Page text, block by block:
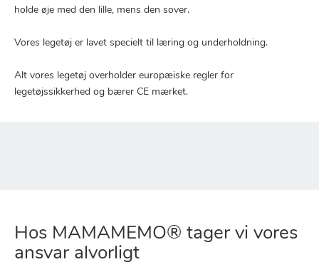
holde øje med den lille, mens den sover.
Vores legetøj er lavet specielt til læring og underholdning.
Alt vores legetøj overholder europæiske regler for
legetøjssikkerhed og bærer CE mærket.
Hos MAMAMEMO® tager vi vores
ansvar alvorligt